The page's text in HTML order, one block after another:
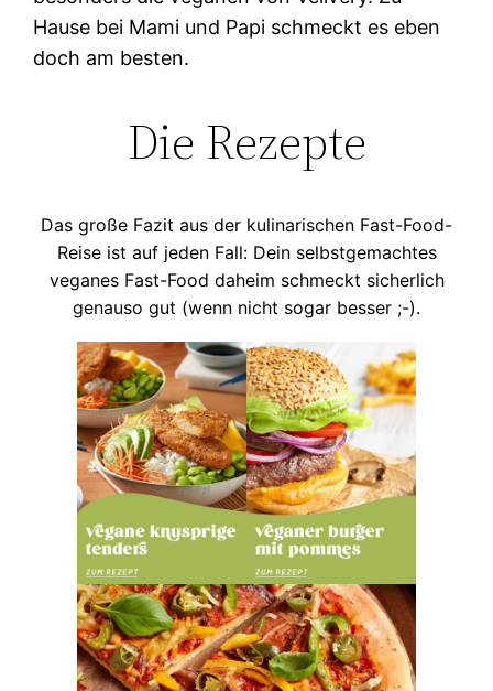
Hause bei Mami und Papi schmeckt es eben
doch am besten.
Die Rezepte
Das große Fazit aus der kulinarischen Fast-Food-
Reise ist auf jeden Fall: Dein selbstgemach­tes
veganes Fast-Food daheim schmeckt sicherlich
genauso gut (wenn nicht sogar besser ;-).